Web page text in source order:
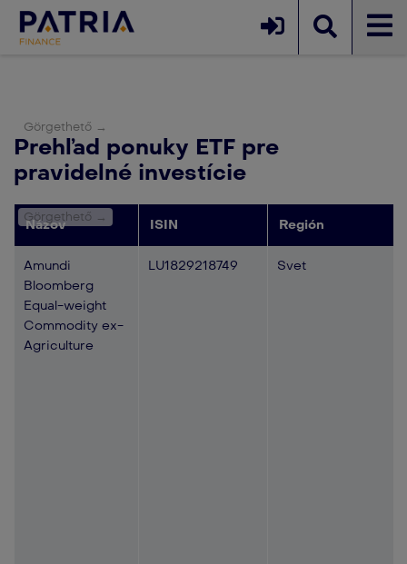
Prehľad ponuky ETF pre
pravidelné investície
Názov ISIN Región
Amundi
Bloomberg
Equal-weight
Commodity ex-
Agriculture
LU1829218749 Svet